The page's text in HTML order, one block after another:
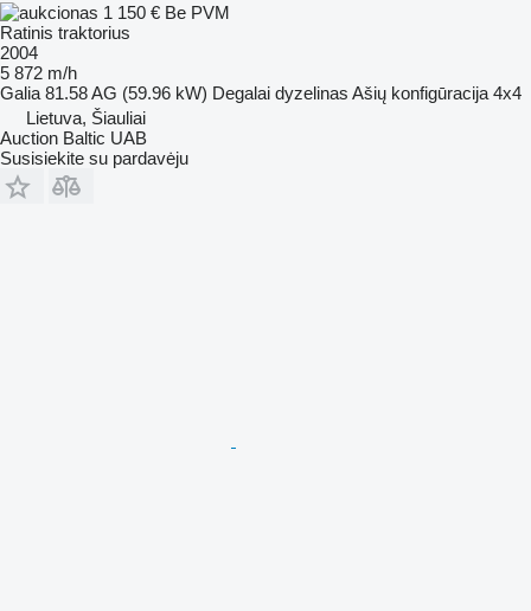
1 150 € Be PVM
Ratinis traktorius
2004
5 872 m/h
Galia 81.58 AG (59.96 kW) Degalai dyzelinas Ašių konfigūracija 4x4
Lietuva, Šiauliai
Auction Baltic UAB
Susisiekite su pardavėju